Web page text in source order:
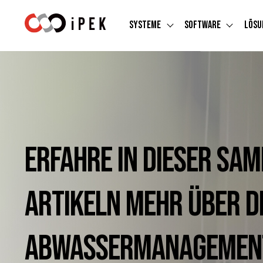
Systeme Show
Software Show
Erfahre in dieser
Artikeln mehr über